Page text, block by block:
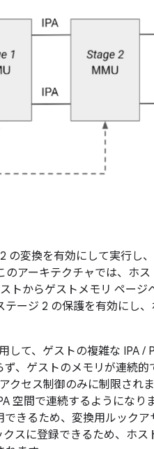
の変換を有効にして実行し
アーキテクチャでは、ホス
トからゲストメモリ ペー
ージ 2 の保護を有効にし
て、ゲストの複雑な IPA /
、ゲストのメモリが連続
クセス制御のみに制限され
空間で連続するようになり
きるため、変換用ルック
スに登録できるため、ホ